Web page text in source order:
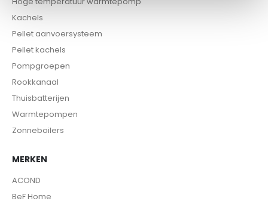
Kachels
Pellet aanvoersysteem
Pellet kachels
Pompgroepen
Rookkanaal
Thuisbatterijen
Warmtepompen
Zonneboilers
MERKEN
ACOND
BeF Home